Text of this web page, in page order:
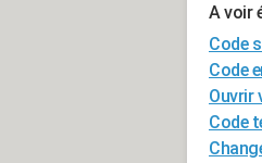
A voir
Code
Code
Ouvrir
Code